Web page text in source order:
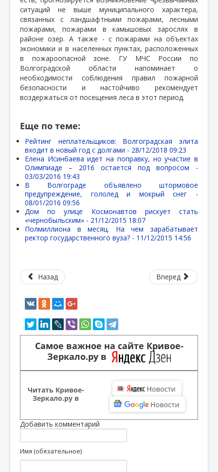
ситуаций не выше муниципального характера,
связанных с ландшафтными пожарами, лесными
пожарами, пожарами в камышовых зарослях в
районе озер. А также - с пожарами на объектах
экономики и в населенных пунктах, расположенных
в пожароопасной зоне. ГУ МЧС России по
Волгоградской области напоминает о
необходимости соблюдения правил пожарной
безопасности и настойчиво рекомендует
воздержаться от посещения леса в этот период.
Еще по теме:
Рейтинг неплательщиков: Волгоградская элита
входит в новый год с долгами - 28/12/2018 09:23
Елена Исинбаева идет на поправку, но участие в
Олимпиаде – 2016 остается под вопросом -
03/03/2016 19:43
В Волгограде объявлено штормовое
предупреждение, гололед и мокрый снег -
08/01/2016 09:56
Дом по улице Космонавтов рискует стать
«чернобыльским» - 21/12/2015 18:07
Полмиллиона в месяц. На чем зарабатывает
ректор государственного вуза? - 11/12/2015 14:56
Назад Вперед
Самое важное на сайте Кривое-
Зеркало.ру в
Читать Кривое-
Зеркало.ру в
Добавить комментарий
Имя (обязательное)